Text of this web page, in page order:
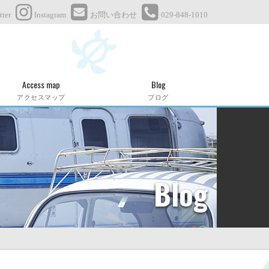
Instagram お問い合わせ 029-848-1010
Access map
アクセスマップ
Blog
ブログ
Blog